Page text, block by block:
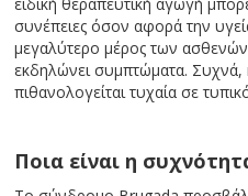
συνέπειες όσον αφορά την
μεγαλύτερο μέρος των
εκδηλώνει συμπτώματα. Συχνά,
πιθανολογείται τυχαία σε
Ποια είναι η